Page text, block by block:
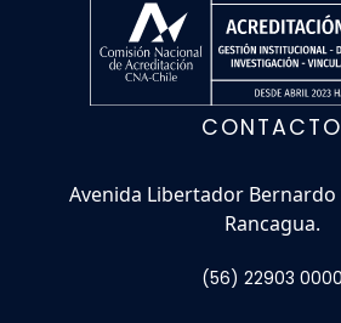
CONTACTO
Avenida Libertador Bernardo
Rancagua.
(56) 22903 0000